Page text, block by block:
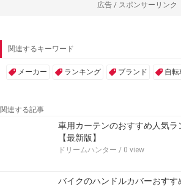
広告 / スポンサーリンク
関連するキーワード
メーカー ランキング ブランド 自転
関連する記事
車用カーテンのおすすめ人気ラ
【最新版】
ドリームハンター / 0 view
バイクのハンドルカバーおすす